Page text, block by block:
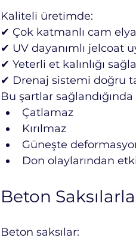
Kaliteli üretimde:
✔ Çok katmanlı cam
✔ UV dayanımlı jelcoat
✔ Yeterli et kalınlığı
✔ Drenaj sistemi doğru
Bu şartlar sağlandığında
Çatlamaz
Kırılmaz
Güneşte
Don olaylarından
Beton
Beton saksılar: